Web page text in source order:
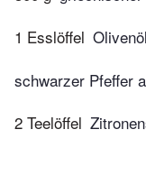
1 Esslöffel Olivenöl
schwarzer Pfeffer
2 Teelöffel